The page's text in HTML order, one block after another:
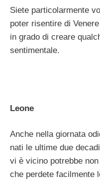
Siete particolarmente
poter risentire di
in grado di creare
sentimentale.
Leone
Anche nella giornata
nati le ultime due
vi è vicino potrebbe
che perdete facilmente